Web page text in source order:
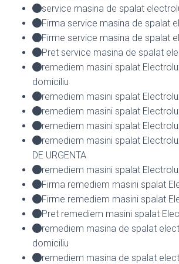
service masina de spalat
Firma service masina de spalat
Firme service masina de spalat
Pret service masina de spalat
remediem masini spalat
domiciliu
remediem masini spalat
remediem masini spalat
remediem masini spalat
remediem masini spalat
DE URGENTA
remediem masini spalat
Firma remediem masini spalat
Firme remediem masini spalat
Pret remediem masini spalat
remediem masina de spalat
domiciliu
remediem masina de spalat